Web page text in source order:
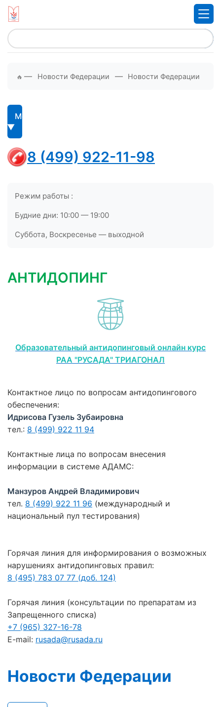
— Новости Федерации — Новости Федерации
Меню
8 (499) 922-11-98
Режим работы :
Будние дни: 10:00 — 19:00
Суббота, Воскресенье — выходной
АНТИДОПИНГ
Образовательный антидопинговый онлайн курс
РАА "РУСАДА" ТРИАГОНАЛ
Контактное лицо по вопросам антидопингового
обеспечения:
Идрисова Гузель Зубаировна
тел.: 8 (499) 922 11 94
Контактные лица по вопросам внесения
информации в системе АДАМС:
Манзуров Андрей Владимирович
тел. 8 (499) 922 11 96 (международный и
национальный пул тестирования)
Горячая линия для информирования о возможных
нарушениях антидопинговых правил:
8 (495) 783 07 77 (доб. 124)
Горячая линия (консультации по препаратам из
Запрещенного списка)
+7 (965) 327-16-78
E-mail: rusada@rusada.ru
Новости Федерации